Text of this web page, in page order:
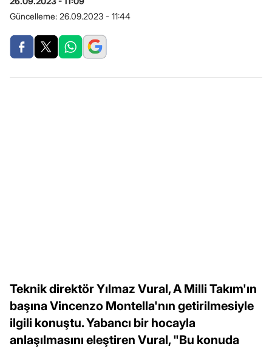
Güncelleme: 26.09.2023 - 11:44
Teknik direktör Yılmaz Vural, A Milli Takım'ın
başına Vincenzo Montella'nın getirilmesiyle
ilgili konuştu. Yabancı bir hocayla
anlaşılmasını eleştiren Vural, "Bu konuda